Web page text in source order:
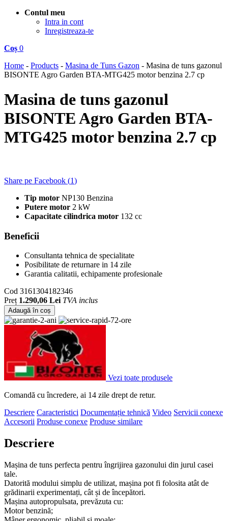
Contul meu
Intra in cont
Inregistreaza-te
Coș 0
Home - Products - Masina de Tuns Gazon - Masina de tuns gazonul
BISONTE Agro Garden BTA-MTG425 motor benzina 2.7 cp
Masina de tuns gazonul
BISONTE Agro Garden BTA-
MTG425 motor benzina 2.7 cp
Share pe Facebook (1)
Tip motor NP130 Benzina
Putere motor 2 kW
Capacitate cilindrica motor 132 cc
Beneficii
Consultanta tehnica de specialitate
Posibilitate de returnare in 14 zile
Garantia calitatii, echipamente profesionale
Cod 3161304182346
Preț 1.290,06 Lei TVA inclus
Adaugă în coș
Vezi toate produsele
Comandă cu încredere, ai 14 zile drept de retur.
Descriere Caracteristici Documentație tehnică Video Servicii conexe
Accesorii Produse conexe Produse similare
Descriere
Mașina de tuns perfecta pentru îngrijirea gazonului din jurul casei
tale.
Datorită modului simplu de utilizat, mașina pot fi folosita atât de
grădinarii experimentați, cât și de începători.
Mașina autopropulsata, prevăzuta cu:
Motor benzină;